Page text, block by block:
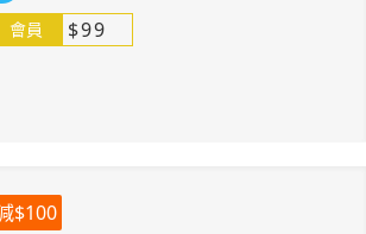
會員 $99
$100